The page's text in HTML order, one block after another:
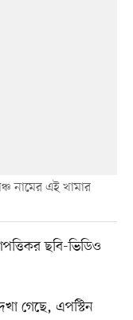
নামের এই খামার
ছবি-ভিডিও
গেছে, এপস্টিন